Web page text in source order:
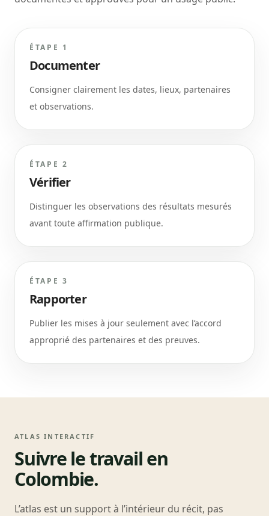
ÉTAPE 1
Documenter
Consigner clairement les dates, lieux, partenaires
et observations.
ÉTAPE 2
Vérifier
Distinguer les observations des résultats mesurés
avant toute affirmation publique.
ÉTAPE 3
Rapporter
Publier les mises à jour seulement avec l’accord
approprié des partenaires et des preuves.
ATLAS INTERACTIF
Suivre le travail en
Colombie.
L’atlas est un support à l’intérieur du récit, pas